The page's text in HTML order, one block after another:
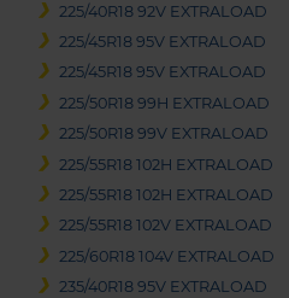
225/40R18 92V EXTRALOAD
225/45R18 95V EXTRALOAD
225/45R18 95V EXTRALOAD
225/50R18 99H EXTRALOAD
225/50R18 99V EXTRALOAD
225/55R18 102H EXTRALOAD
225/55R18 102H EXTRALOAD
225/55R18 102V EXTRALOAD
225/60R18 104V EXTRALOAD
235/40R18 95V EXTRALOAD